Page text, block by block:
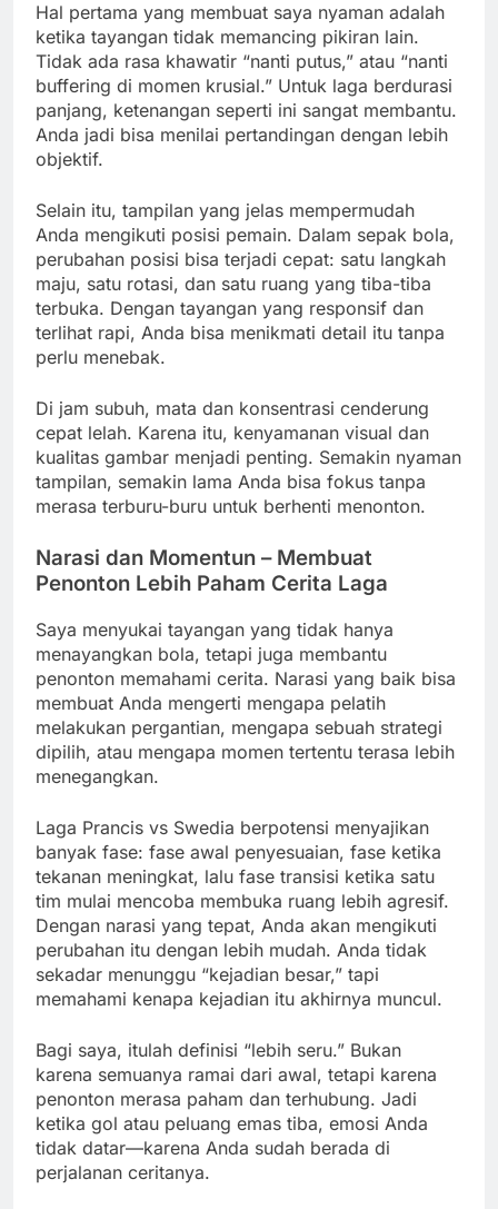
Hal pertama yang membuat saya nyaman adalah
ketika tayangan tidak memancing pikiran lain.
Tidak ada rasa khawatir “nanti putus,” atau “nanti
buffering di momen krusial.” Untuk laga berdurasi
panjang, ketenangan seperti ini sangat membantu.
Anda jadi bisa menilai pertandingan dengan lebih
objektif.
Selain itu, tampilan yang jelas mempermudah
Anda mengikuti posisi pemain. Dalam sepak bola,
perubahan posisi bisa terjadi cepat: satu langkah
maju, satu rotasi, dan satu ruang yang tiba-tiba
terbuka. Dengan tayangan yang responsif dan
terlihat rapi, Anda bisa menikmati detail itu tanpa
perlu menebak.
Di jam subuh, mata dan konsentrasi cenderung
cepat lelah. Karena itu, kenyamanan visual dan
kualitas gambar menjadi penting. Semakin nyaman
tampilan, semakin lama Anda bisa fokus tanpa
merasa terburu-buru untuk berhenti menonton.
Narasi dan Momentun – Membuat
Penonton Lebih Paham Cerita Laga
Saya menyukai tayangan yang tidak hanya
menayangkan bola, tetapi juga membantu
penonton memahami cerita. Narasi yang baik bisa
membuat Anda mengerti mengapa pelatih
melakukan pergantian, mengapa sebuah strategi
dipilih, atau mengapa momen tertentu terasa lebih
menegangkan.
Laga Prancis vs Swedia berpotensi menyajikan
banyak fase: fase awal penyesuaian, fase ketika
tekanan meningkat, lalu fase transisi ketika satu
tim mulai mencoba membuka ruang lebih agresif.
Dengan narasi yang tepat, Anda akan mengikuti
perubahan itu dengan lebih mudah. Anda tidak
sekadar menunggu “kejadian besar,” tapi
memahami kenapa kejadian itu akhirnya muncul.
Bagi saya, itulah definisi “lebih seru.” Bukan
karena semuanya ramai dari awal, tetapi karena
penonton merasa paham dan terhubung. Jadi
ketika gol atau peluang emas tiba, emosi Anda
tidak datar—karena Anda sudah berada di
perjalanan ceritanya.